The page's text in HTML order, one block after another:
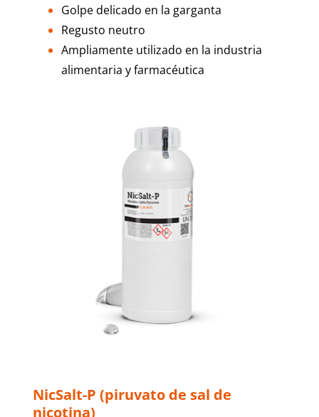
Golpe delicado en la garganta
Regusto neutro
Ampliamente utilizado en la industria
alimentaria y farmacéutica
NicSalt-P (piruvato de sal de
nicotina)